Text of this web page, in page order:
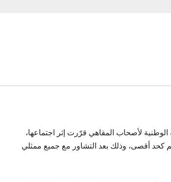
لأصحاب المقاهي قرّرت إثر اجتماعها،
الزيادة في سعر القهوة المستهلكة في المقاهي والمشارب بـ200 مليم كحد أقصى، وذلك بعد التشاور مع جميع ممثلي